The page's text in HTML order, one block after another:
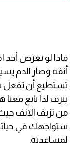
ماذا لو تعرض أحد
أنفه وصار الدم
تستطيع أن تفعل
ينزف لذا تابع
من نزيف الانف
ستواجهك في
لمساعدته.